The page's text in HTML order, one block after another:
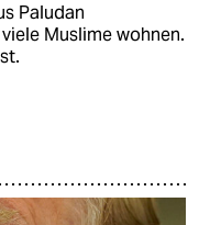
Paludan
Muslime wohnen.